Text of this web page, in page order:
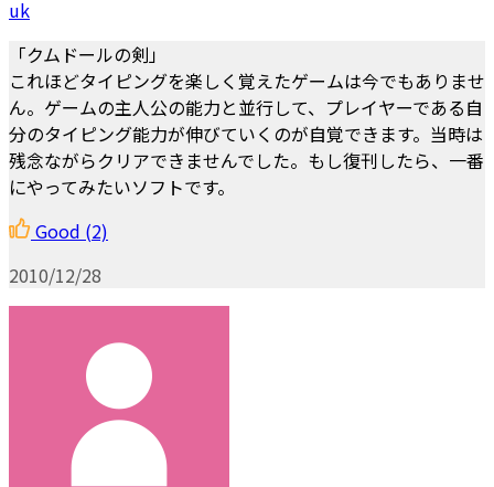
uk
「クムドールの剣」
これほどタイピングを楽しく覚えたゲームは今でもありませ
ん。ゲームの主人公の能力と並行して、プレイヤーである自
分のタイピング能力が伸びていくのが自覚できます。当時は
残念ながらクリアできませんでした。もし復刊したら、一番
にやってみたいソフトです。
Good (2)
2010/12/28